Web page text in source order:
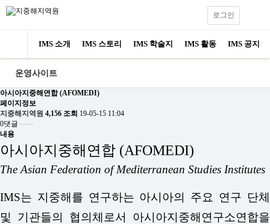
IMS 소개 IMS 스토리 IMS 학술지 IMS 활동 IMS 공지
로그인
운영사이트
아시아지중해연합 (AFOMEDI)
페이지정보
지중해지역원 4,156 조회 19-05-15 11:04
0댓글
내용
아시아지중해연합 (AFOMEDI)
The Asian Federation of Mediterranean Studies Institutes
IMS는 지중해를 연구하는 아시아의 주요 연구 단체
및 기관들의 협의체로서 아시아지중해연구소연합을